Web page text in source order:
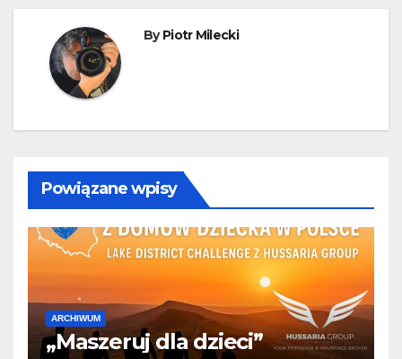
ByPiotr Milecki
Powiązane wpisy
ARCHIWUM
„Maszeruj dla dzieci”